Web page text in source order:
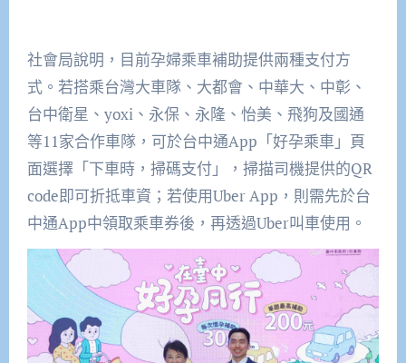
社會局說明，目前孕婦乘車補助提供兩種支付方
式。若搭乘台灣大車隊、大都會、中華大、中彰、
台中衛星、yoxi、永保、永隆、怡美、飛狗及國通
等11家合作車隊，可於台中通App「好孕乘車」頁
面選擇「下車時，掃碼支付」，掃描司機提供的QR
code即可折抵車資；若使用Uber App，則需先於台
中通App中領取乘車券後，再透過Uber叫車使用。